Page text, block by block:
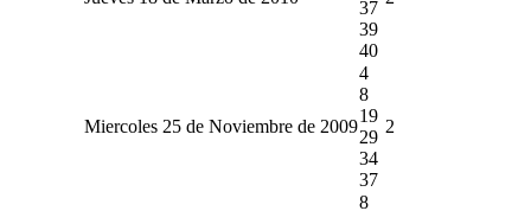
37
39
40
Miercoles 25 de Noviembre de 2009
4
8
19
29
34
37
2
8